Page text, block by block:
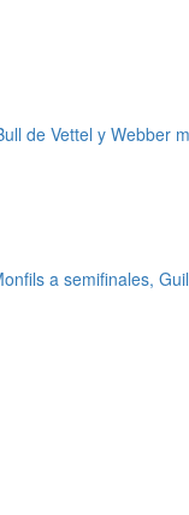
de Vettel y Webber
a semifinales,